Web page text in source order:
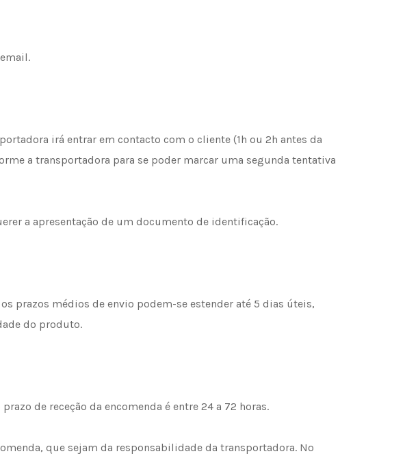
irá entrar em contacto com o cliente (1h ou 2h antes da
a transportadora para se poder marcar uma segunda tentativa
a apresentação de um documento de identificação.
prazos médios de envio podem-se estender até 5 dias úteis,
do produto.
de receção da encomenda é entre 24 a 72 horas.
que sejam da responsabilidade da transportadora. No